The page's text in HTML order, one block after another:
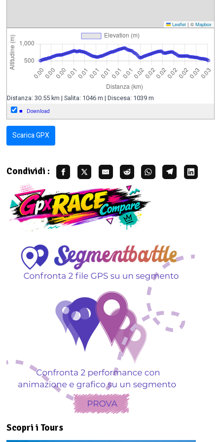
Leaflet | ©Mapbox
Distanza: 30.55 km | Salita: 1046 m | Discesa: 1039 m
■ Download
Scarica GPX
Condividi :
Scopri i Tours